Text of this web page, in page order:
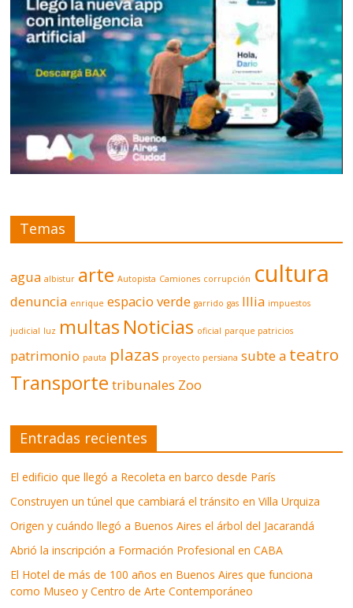
Temas
agua albistur arte Autopista Camiones corrupción cultura
denuncia enrique espacio verde garrido gas Illia impuestos
judicial luz multas Noticias oficial parque patricios
patrimonio pauta plazas proyecto persiana subte a teatro
Transporte tribunales Zoo
Entradas recientes
El edificio que llegó a Recoleta en barco desde París
Construyen un túnel que cambiará el tránsito en Villa Urquiza
Origen y cuándo llegó a Buenos Aires el árbol del Jacarandá
Abrió la inscripción a Formación Profesional en CABA
El Hotel de más de 100 años en Buenos Aires que funciona
como Museo y Centro de Arte Contemporáneo